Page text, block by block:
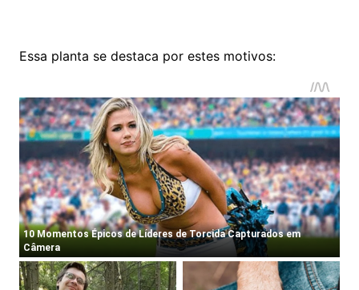
Essa planta se destaca por estes motivos: